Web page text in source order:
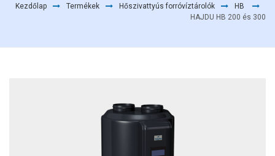
Kezdőlap Termékek Hőszivattyús forróvíztárolók
HB
HAJDU HB 200 és 300